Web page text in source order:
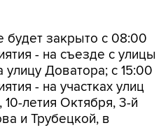
закрыто с 08:00
Доватора; с 15:00
- на участках улиц
летия Октября, 3-й
и Трубецкой, в
№ 2309.